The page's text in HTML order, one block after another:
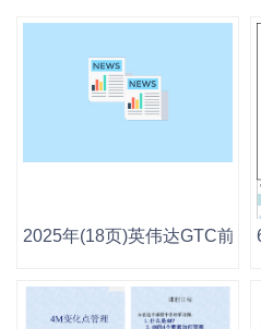
2025年(18页)英伟达GTC前